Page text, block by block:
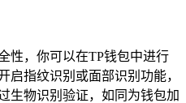
性，你可以在TP钱包中进行
启指纹识别或面部识别功能，
生物识别验证，如同为钱包加